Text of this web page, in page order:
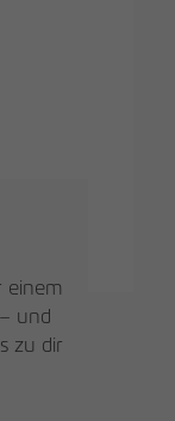
einem
und
zu dir